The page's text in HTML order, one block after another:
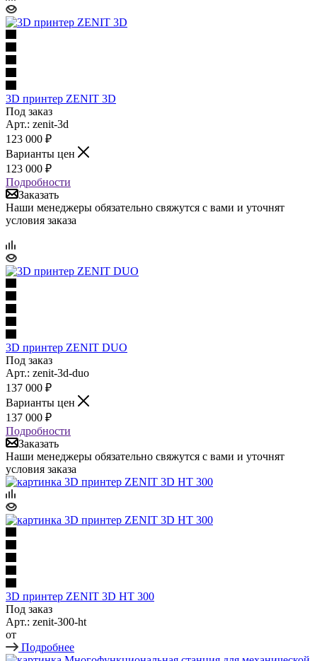
3D принтер ZENIT 3D
Под заказ
Арт.: zenit-3d
123 000 ₽
Варианты цен
123 000 ₽
Подробности
Заказать
Наши менеджеры обязательно свяжутся с вами и уточнят
условия заказа
3D принтер ZENIT DUO
Под заказ
Арт.: zenit-3d-duo
137 000 ₽
Варианты цен
137 000 ₽
Подробности
Заказать
Наши менеджеры обязательно свяжутся с вами и уточнят
условия заказа
3D принтер ZENIT 3D HT 300
Под заказ
Арт.: zenit-300-ht
от
Подробнее